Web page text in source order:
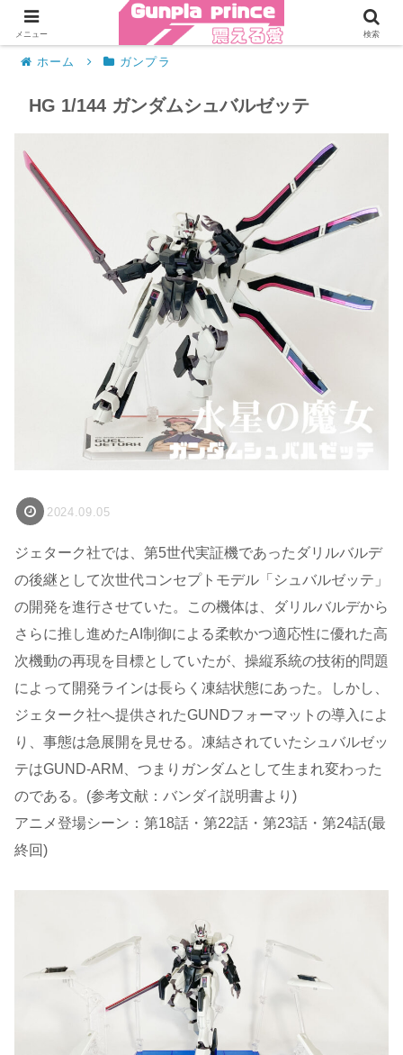
ホーム ガンプラ
HG 1/144 ガンダムシュバルゼッテ
2024.09.05
ジェターク社では、第5世代実証機であったダリルバルデ
の後継として次世代コンセプトモデル「シュバルゼッテ」
の開発を進行させていた。この機体は、ダリルバルデから
さらに推し進めたAI制御による柔軟かつ適応性に優れた高
次機動の再現を目標としていたが、操縦系統の技術的問題
によって開発ラインは長らく凍結状態にあった。しかし、
ジェターク社へ提供されたGUNDフォーマットの導入によ
り、事態は急展開を見せる。凍結されていたシュバルゼッ
テはGUND-ARM、つまりガンダムとして生まれ変わった
のである。(参考文献：バンダイ説明書より)
アニメ登場シーン：第18話・第22話・第23話・第24話(最
終回)
メニュー 検索